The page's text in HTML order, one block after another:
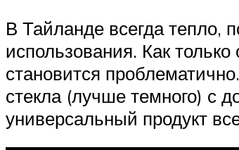
В Тайланде всегда тепло,
использования. Как
становится
стекла (лучше темного) с
универсальный продукт